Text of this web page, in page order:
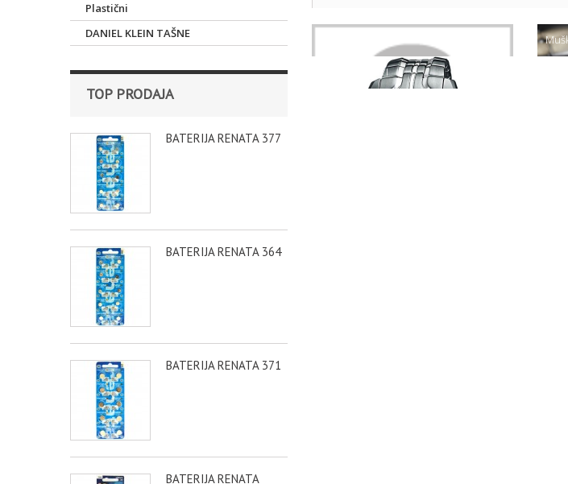
Plastični
DANIEL KLEIN TAŠNE
TOP PRODAJA
BATERIJA RENATA 377
BATERIJA RENATA 364
BATERIJA RENATA 371
BATERIJA RENATA
RUČNI SATOVI